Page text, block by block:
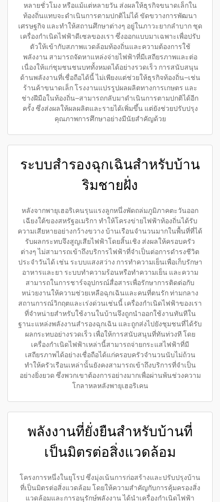
หลายชั่วโมง หรือแม้แต่หลายวัน ส่งผลให้ธุรกิจขนาดเล็กใน
ท้องถิ่นแทบจะดำเนินการตามปกติไม่ได้ ขัดขวางการพัฒนา
เศรษฐกิจ และทำให้สถานศึกษาต่างๆ อยู่ในภาวะยากลำบาก ชุด
เครื่องกำเนิดไฟฟ้าดีเซลของเรา ซึ่งออกแบบมาเฉพาะเพื่อปรับ
ตัวให้เข้ากับสภาพแวดล้อมท้องถิ่นและความต้องการใช้
พลังงาน สามารถจัดหาแหล่งจ่ายไฟฟ้าที่มีเสถียรภาพและต่อ
เนื่องให้แก่ชุมชนชนบททั้งหมดได้อย่างรวดเร็ว การสนับสนุน
ด้านพลังงานที่เชื่อถือได้นี้ ไม่เพียงแต่ช่วยให้ธุรกิจท้องถิ่น—เช่น
ร้านค้าขนาดเล็ก โรงงานแปรรูปผลผลิตทางการเกษตร และ
ช่างฝีมือในท้องถิ่น—สามารถกลับมาดำเนินการตามปกติได้อีก
ครั้ง ซึ่งส่งผลให้ผลผลิตและรายได้เพิ่มขึ้น แต่ยังช่วยปรับปรุง
คุณภาพการศึกษาอย่างมีนัยสำคัญด้วย
ระบบสำรองฉุกเฉินสำหรับบ้าน
ริมชายฝั่ง
หลังจากพายุเฮอริเคนรุนแรงลูกหนึ่งพัดถล่มภูมิภาคตะวันออก
เฉียงใต้ของสหรัฐอเมริกา ทำให้โครงข่ายไฟฟ้าท้องถิ่นได้รับ
ความเสียหายอย่างกว้างขวาง บ้านเรือนจำนวนมากในพื้นที่ที่ได้
รับผลกระทบจึงสูญเสียไฟฟ้าโดยสิ้นเชิง ส่งผลให้ครอบครัว
ต่างๆ ไม่สามารถเข้าถึงบริการไฟฟ้าที่จำเป็นต่อการดำรงชีวิต
ประจำวันได้ เช่น ระบบแสงสว่าง การทำความเย็นเพื่อเก็บรักษา
อาหารและยา ระบบทำความร้อนหรือทำความเย็น และความ
สามารถในการชาร์จอุปกรณ์สื่อสารเพื่อรักษาการติดต่อกับ
หน่วยงานให้ความช่วยเหลือฉุกเฉินและคนที่ตนรัก ท่ามกลาง
สถานการณ์วิกฤตและเร่งด่วนเช่นนี้ เครื่องกำเนิดไฟฟ้าของเรา
ที่จำหน่ายสำหรับใช้งานในบ้านจึงถูกนำออกใช้งานทันทีใน
ฐานะแหล่งพลังงานสำรองฉุกเฉิน และถูกส่งไปยังชุมชนที่ได้รับ
ผลกระทบอย่างรวดเร็ว เพื่อให้การสนับสนุนที่ทันท่วงที โดย
เครื่องกำเนิดไฟฟ้าเหล่านี้สามารถจ่ายกระแสไฟฟ้าที่มี
เสถียรภาพได้อย่างเชื่อถือได้แก่ครอบครัวจำนวนนับไม่ถ้วน
ทำให้ครัวเรือนเหล่านั้นยังคงสามารถเข้าถึงบริการที่จำเป็น
อย่างยิ่งยวด ซึ่งพวกเขาต้องการอย่างมากเพื่อผ่านพ้นช่วงความ
โกลาหลหลังพายุเฮอริเคน
พลังงานที่ยั่งยืนสำหรับบ้านที่
เป็นมิตรต่อสิ่งแวดล้อม
โครงการหนึ่งในยุโรป ซึ่งมุ่งเน้นการก่อสร้างและปรับปรุงบ้าน
ที่เป็นมิตรต่อสิ่งแวดล้อม โดยให้ความสำคัญกับการคุ้มครองสิ่ง
แวดล้อมและการอนุรักษ์พลังงาน ได้นำเครื่องกำเนิดไฟฟ้า